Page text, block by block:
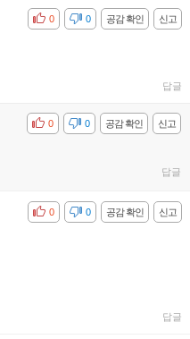
신고
공감 확인
비공감 0
0
답글
신고
공감 확인
비공감 0
0
답글
신고
공감 확인
비공감 0
0
답글